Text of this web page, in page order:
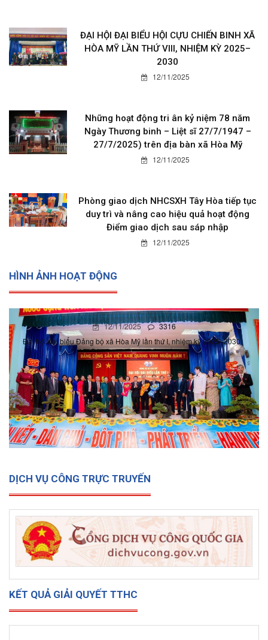
ĐẠI HỘI ĐẠI BIỂU HỘI CỰU CHIẾN BINH XÃ
HÒA MỸ LẦN THỨ VIII, NHIỆM KỲ 2025–
2030
12/11/2025
Những hoạt động tri ân kỷ niệm 78 năm
Ngày Thương binh – Liệt sĩ 27/7/1947 –
27/7/2025) trên địa bàn xã Hòa Mỹ
12/11/2025
Phòng giao dịch NHCSXH Tây Hòa tiếp tục
duy trì và nâng cao hiệu quả hoạt động
Điểm giao dịch sau sáp nhập
12/11/2025
HÌNH ẢNH HOẠT ĐỘNG
12/11/2025
3316
Đại hội đại biểu Đảng bộ xã Hòa Mỹ lần thứ I, nhiệm kỳ 2025- 2030
DỊCH VỤ CÔNG TRỰC TRUYẾN
KẾT QUẢ GIẢI QUYẾT TTHC